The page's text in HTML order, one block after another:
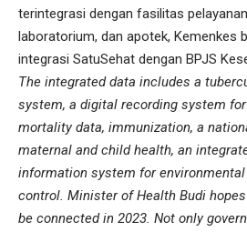
terintegrasi dengan fasilitas
laboratorium, dan apotek, Kemenkes
integrasi SatuSehat dengan BPJS
The integrated data includes a
system, a digital recording system
mortality data, immunization, a
maternal and child health, an
information system for
control. Minister of Health Budi
be connected in 2023. Not only